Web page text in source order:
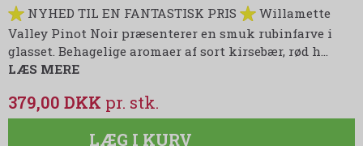
NYHED TIL EN FANTASTISK PRIS
Willamette
Valley Pinot Noir præsenterer en smuk rubinfarve i
glasset. Behagelige aromaer af sort kirsebær, rød h…
LÆS MERE
379,00 DKK
LÆG I KURV